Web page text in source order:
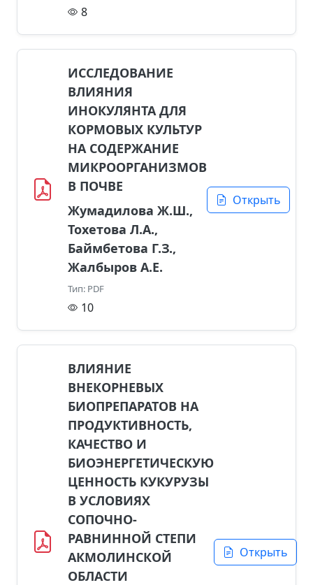
8
ИССЛЕДОВАНИЕ
ВЛИЯНИЯ
ИНОКУЛЯНТА ДЛЯ
КОРМОВЫХ КУЛЬТУР
НА СОДЕРЖАНИЕ
МИКРООРГАНИЗМОВ
В ПОЧВЕ
Жумадилова Ж.Ш.,
Тохетова Л.А.,
Баймбетова Г.З.,
Жалбыров А.Е.
Тип: PDF
10
Открыть
ВЛИЯНИЕ
ВНЕКОРНЕВЫХ
БИОПРЕПАРАТОВ НА
ПРОДУКТИВНОСТЬ,
КАЧЕСТВО И
БИОЭНЕРГЕТИЧЕСКУЮ
ЦЕННОСТЬ КУКУРУЗЫ
В УСЛОВИЯХ
СОПОЧНО-
РАВНИННОЙ СТЕПИ
АКМОЛИНСКОЙ
ОБЛАСТИ
Открыть